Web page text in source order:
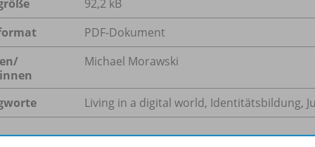
92,2 kB
PDF-Dokument
Michael Morawski
Living in a digital world, Identitätsbildung,